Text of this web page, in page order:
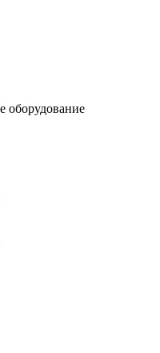
оборудование